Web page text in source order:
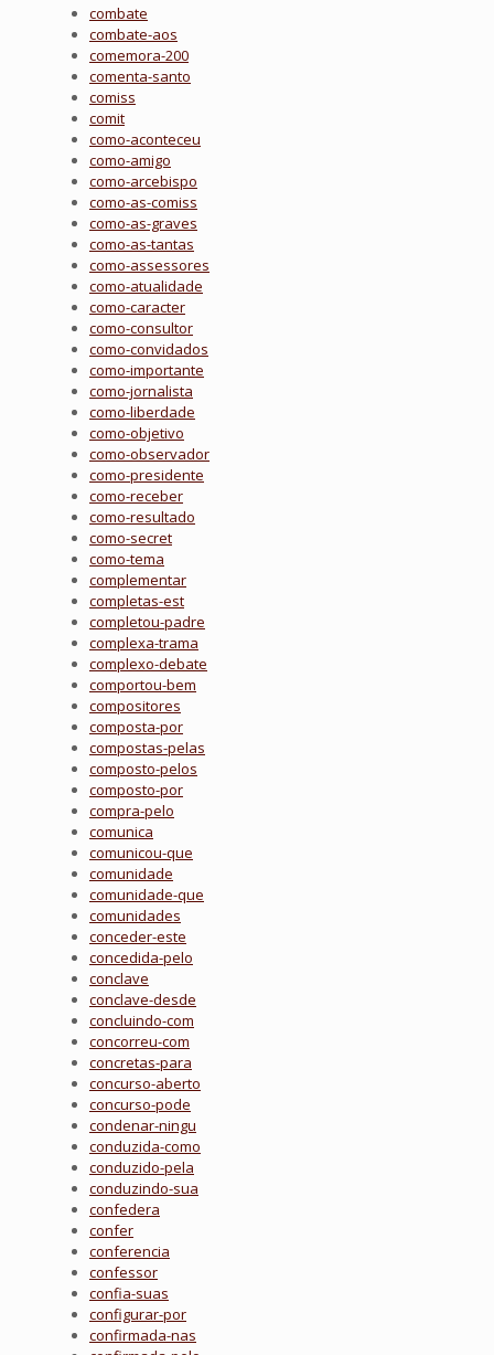
combate
combate-aos
comemora-200
comenta-santo
comiss
comit
como-aconteceu
como-amigo
como-arcebispo
como-as-comiss
como-as-graves
como-as-tantas
como-assessores
como-atualidade
como-caracter
como-consultor
como-convidados
como-importante
como-jornalista
como-liberdade
como-objetivo
como-observador
como-presidente
como-receber
como-resultado
como-secret
como-tema
complementar
completas-est
completou-padre
complexa-trama
complexo-debate
comportou-bem
compositores
composta-por
compostas-pelas
composto-pelos
composto-por
compra-pelo
comunica
comunicou-que
comunidade
comunidade-que
comunidades
conceder-este
concedida-pelo
conclave
conclave-desde
concluindo-com
concorreu-com
concretas-para
concurso-aberto
concurso-pode
condenar-ningu
conduzida-como
conduzido-pela
conduzindo-sua
confedera
confer
conferencia
confessor
confia-suas
configurar-por
confirmada-nas